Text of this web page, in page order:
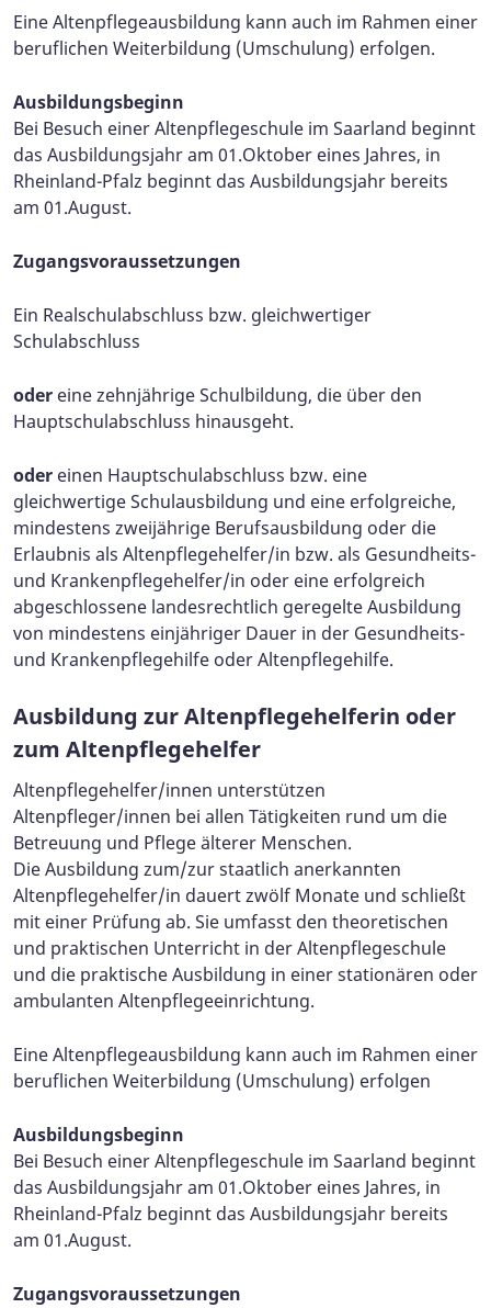
Eine Altenpflegeausbildung kann auch im Rahmen einer
beruflichen Weiterbildung (Umschulung) erfolgen.
Ausbildungsbeginn
Bei Besuch einer Altenpflegeschule im Saarland beginnt
das Ausbildungsjahr am 01.Oktober eines Jahres, in
Rheinland-Pfalz beginnt das Ausbildungsjahr bereits
am 01.August.
Zugangsvoraussetzungen
Ein Realschulabschluss bzw. gleichwertiger
Schulabschluss
oder eine zehnjährige Schulbildung, die über den
Hauptschulabschluss hinausgeht.
oder einen Hauptschulabschluss bzw. eine
gleichwertige Schulausbildung und eine erfolgreiche,
mindestens zweijährige Berufsausbildung oder die
Erlaubnis als Altenpflegehelfer/in bzw. als Gesundheits-
und Krankenpflegehelfer/in oder eine erfolgreich
abgeschlossene landesrechtlich geregelte Ausbildung
von mindestens einjähriger Dauer in der Gesundheits-
und Krankenpflegehilfe oder Altenpflegehilfe.
Ausbildung zur Altenpflegehelferin oder
zum Altenpflegehelfer
Altenpflegehelfer/innen unterstützen
Altenpfleger/innen bei allen Tätigkeiten rund um die
Betreuung und Pflege älterer Menschen.
Die Ausbildung zum/zur staatlich anerkannten
Altenpflegehelfer/in dauert zwölf Monate und schließt
mit einer Prüfung ab. Sie umfasst den theoretischen
und praktischen Unterricht in der Altenpflegeschule
und die praktische Ausbildung in einer stationären oder
ambulanten Altenpflegeeinrichtung.
Eine Altenpflegeausbildung kann auch im Rahmen einer
beruflichen Weiterbildung (Umschulung) erfolgen
Ausbildungsbeginn
Bei Besuch einer Altenpflegeschule im Saarland beginnt
das Ausbildungsjahr am 01.Oktober eines Jahres, in
Rheinland-Pfalz beginnt das Ausbildungsjahr bereits
am 01.August.
Zugangsvoraussetzungen